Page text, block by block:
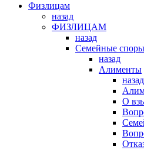
Физлицам
назад
ФИЗЛИЦАМ
назад
Семейные споры
назад
Алименты
назад
О